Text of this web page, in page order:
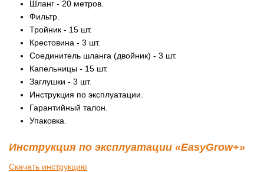
Шланг - 20 метров.
Фильтр.
Тройник - 15 шт.
Крестовина - 3 шт.
Соединитель шланга (двойник) - 3 шт.
Капельницы - 15 шт.
Заглушки - 3 шт.
Инструкция по эксплуатации.
Гарантийный талон.
Упаковка.
Инструкция по эксплуатации «EasyGrow+»
Скачать инструкцию